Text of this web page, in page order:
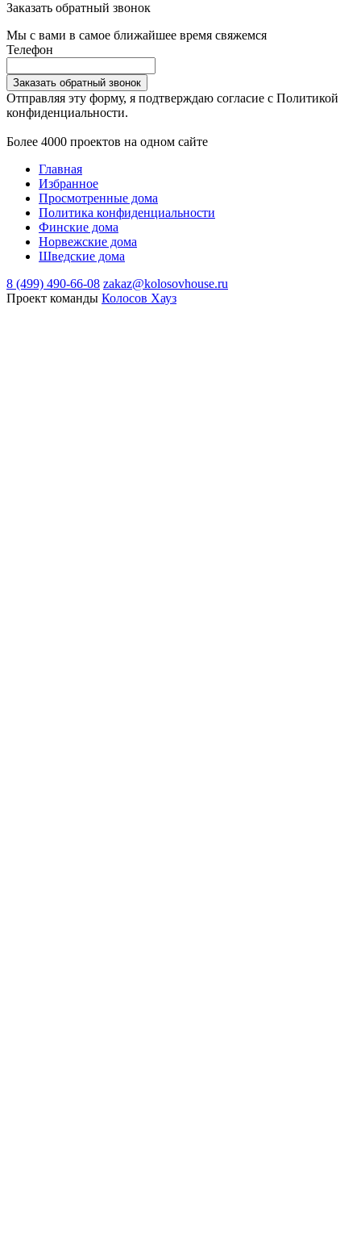
Заказать обратный звонок
Мы с вами в самое ближайшее время свяжемся
Телефон
Заказать обратный звонок
Отправляя эту форму, я подтверждаю согласие с Политикой
конфиденциальности.
Более 4000 проектов на одном сайте
Главная
Избранное
Просмотренные дома
Политика конфиденциальности
Финские дома
Норвежские дома
Шведские дома
8 (499) 490-66-08 zakaz@kolosovhouse.ru
Проект команды Колосов Хауз